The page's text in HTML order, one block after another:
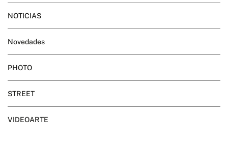
NOTICIAS
Novedades
PHOTO
STREET
VIDEOARTE